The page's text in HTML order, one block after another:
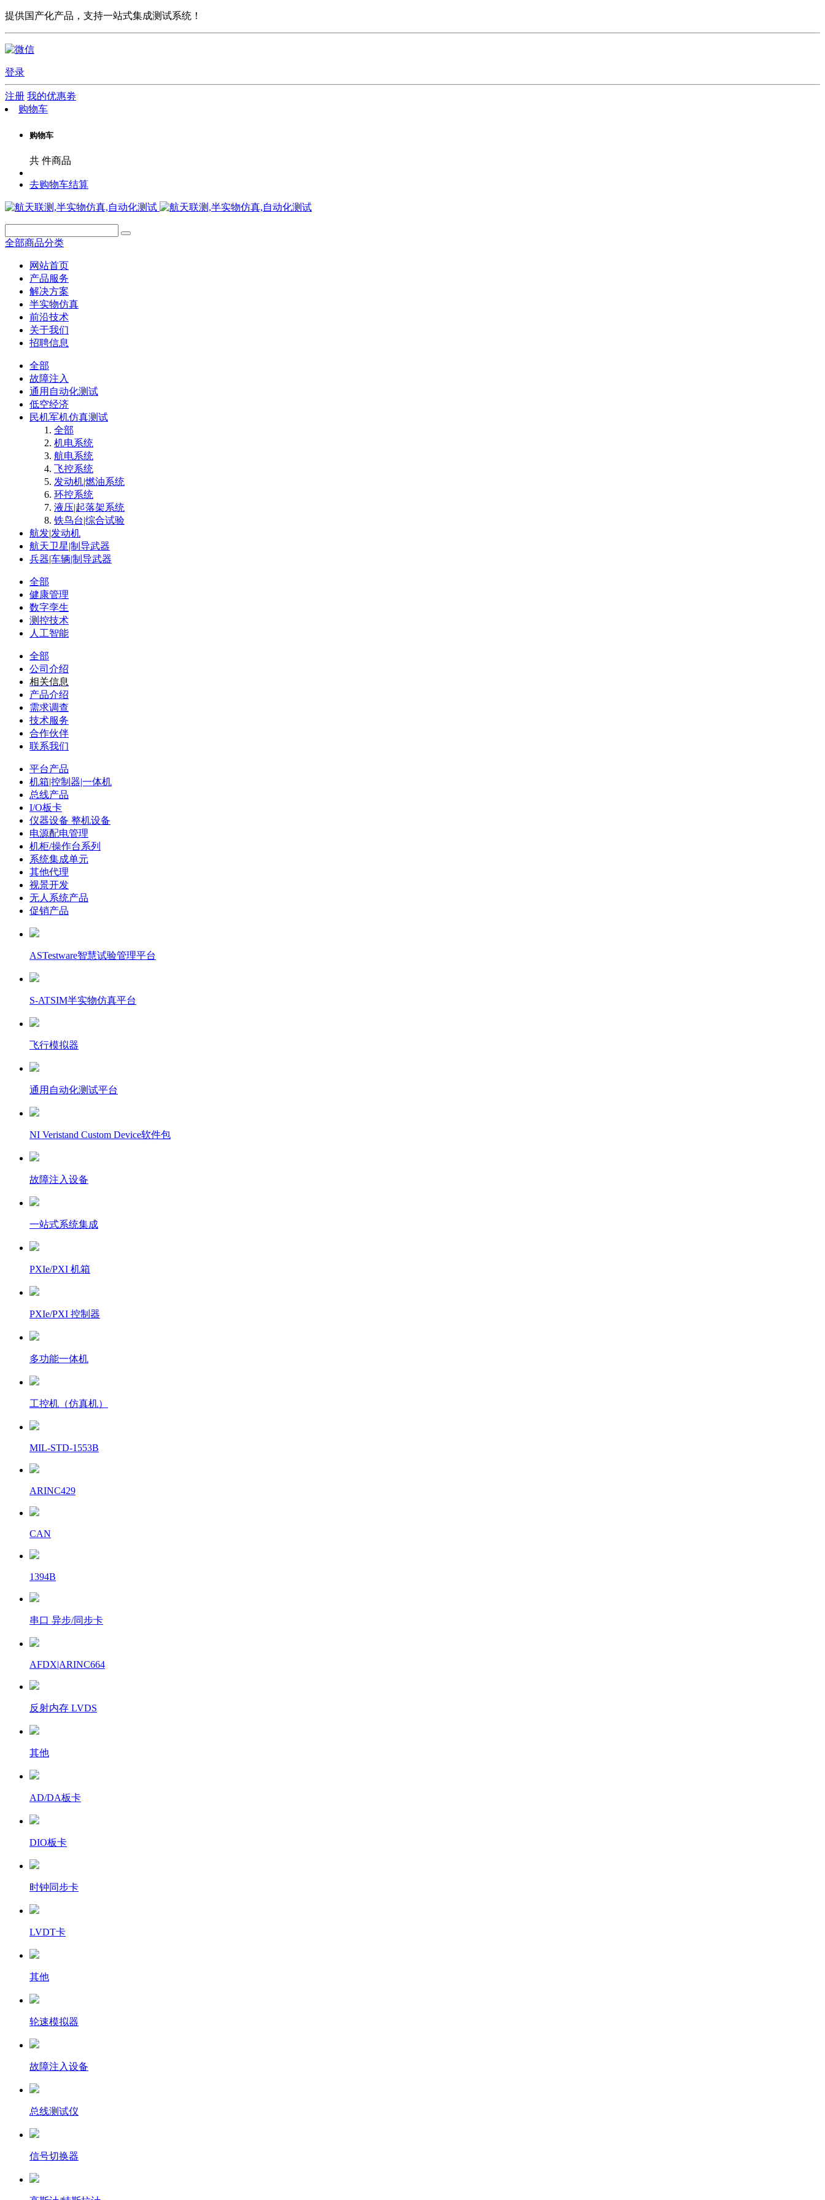
提供国产化产品，支持一站式集成测试系统！
登录
注册 我的优惠劵
购物车
购物车
共 件商品
去购物车结算
全部商品分类
网站首页
产品服务
解决方案
半实物仿真
前沿技术
关于我们
招聘信息
全部
故障注入
通用自动化测试
低空经济
民机军机仿真测试
全部
机电系统
航电系统
飞控系统
发动机|燃油系统
环控系统
液压|起落架系统
铁鸟台|综合试验
航发|发动机
航天卫星|制导武器
兵器|车辆|制导武器
全部
健康管理
数字孪生
测控技术
人工智能
全部
公司介绍
相关信息
产品介绍
需求调查
技术服务
合作伙伴
联系我们
平台产品
机箱|控制器|一体机
总线产品
I/O板卡
仪器设备 整机设备
电源配电管理
机柜/操作台系列
系统集成单元
其他代理
视景开发
无人系统产品
促销产品
ASTestware智慧试验管理平台
S-ATSIM半实物仿真平台
飞行模拟器
通用自动化测试平台
NI Veristand Custom Device软件包
故障注入设备
一站式系统集成
PXIe/PXI 机箱
PXIe/PXI 控制器
多功能一体机
工控机（仿真机）
MIL-STD-1553B
ARINC429
CAN
1394B
串口 异步/同步卡
AFDX|ARINC664
反射内存 LVDS
其他
AD/DA板卡
DIO板卡
时钟同步卡
LVDT卡
其他
轮速模拟器
故障注入设备
总线测试仪
信号切换器